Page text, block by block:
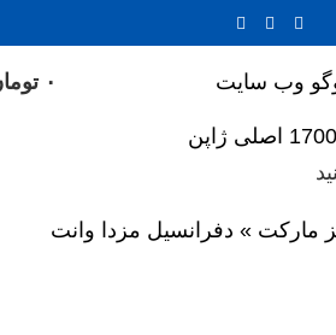
۰
مارکت » دفرانسیل مزدا وانت